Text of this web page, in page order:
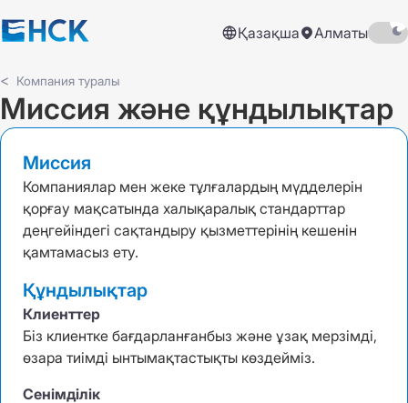
Қазақша Алматы
Компания туралы
Миссия және құндылықтар
Миссия
Компаниялар мен жеке тұлғалардың мүдделерін
қорғау мақсатында халықаралық стандарттар
деңгейіндегі сақтандыру қызметтерінің кешенін
қамтамасыз ету.
Құндылықтар
Клиенттер
Біз клиентке бағдарланғанбыз және ұзақ мерзімді,
өзара тиімді ынтымақтастықты көздейміз.
Сенімділік